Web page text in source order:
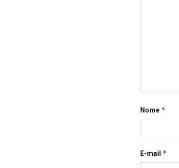
Nome *
E-mail *